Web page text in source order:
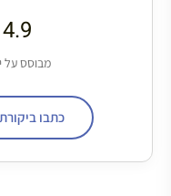
4.9
מבוסס על יותר מ-300
כתבו ביקורת